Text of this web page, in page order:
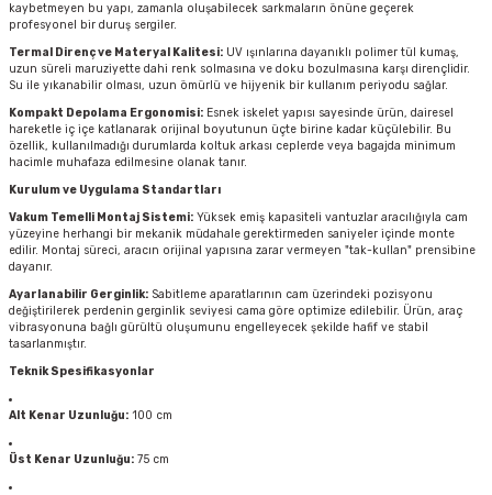
kaybetmeyen bu yapı, zamanla oluşabilecek sarkmaların önüne geçerek
profesyonel bir duruş sergiler.
Termal Direnç ve Materyal Kalitesi: UV ışınlarına dayanıklı polimer tül kumaş,
uzun süreli maruziyette dahi renk solmasına ve doku bozulmasına karşı dirençlidir.
Su ile yıkanabilir olması, uzun ömürlü ve hijyenik bir kullanım periyodu sağlar.
Kompakt Depolama Ergonomisi: Esnek iskelet yapısı sayesinde ürün, dairesel
hareketle iç içe katlanarak orijinal boyutunun üçte birine kadar küçülebilir. Bu
özellik, kullanılmadığı durumlarda koltuk arkası ceplerde veya bagajda minimum
hacimle muhafaza edilmesine olanak tanır.
Kurulum ve Uygulama Standartları
Vakum Temelli Montaj Sistemi: Yüksek emiş kapasiteli vantuzlar aracılığıyla cam
yüzeyine herhangi bir mekanik müdahale gerektirmeden saniyeler içinde monte
edilir. Montaj süreci, aracın orijinal yapısına zarar vermeyen "tak-kullan" prensibine
dayanır.
Ayarlanabilir Gerginlik: Sabitleme aparatlarının cam üzerindeki pozisyonu
değiştirilerek perdenin gerginlik seviyesi cama göre optimize edilebilir. Ürün, araç
vibrasyonuna bağlı gürültü oluşumunu engelleyecek şekilde hafif ve stabil
tasarlanmıştır.
Teknik Spesifikasyonlar
Alt Kenar Uzunluğu: 100 cm
Üst Kenar Uzunluğu: 75 cm